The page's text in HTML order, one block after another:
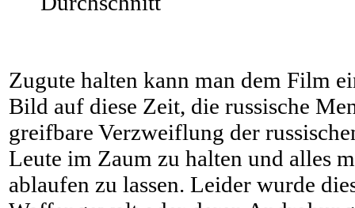
Zugute halten kann man dem Film
Bild auf diese Zeit, die russische
greifbare Verzweiflung der
Leute im Zaum zu halten und alles
ablaufen zu lassen. Leider wurde